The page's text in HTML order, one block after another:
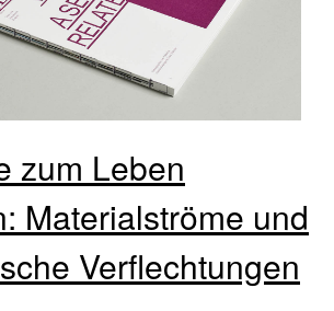
zum Leben
Materialströme und
Verflechtungen